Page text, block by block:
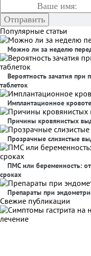
Популярные статьи
Можно ли за неделю
Вероятность зачатия при
таблеток
Имплантационное
Причины кровянистых
Прозрачные слизистые
ПМС или беременность:
сроках
Препараты при
Свежие публикации